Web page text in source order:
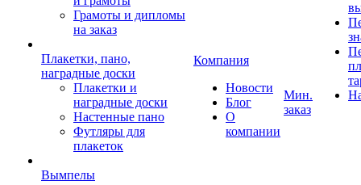
Грамоты и дипломы
на заказ
Плакетки, пано,
наградные доски
Плакетки и
наградные доски
Настенные пано
Футляры для
плакеток
Вымпелы
Компания
Новости
Блог
О
компании
Мин.
заказ